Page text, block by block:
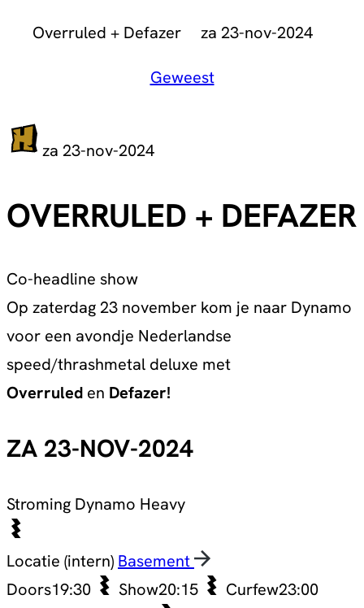
Overruled + Defazer za 23-nov-2024
Geweest
za 23-nov-2024
OVERRULED + DEFAZER
Co-headline show
Op zaterdag 23 november kom je naar Dynamo
voor een avondje Nederlandse
speed/thrashmetal deluxe met
Overruled en Defazer!
ZA 23-NOV-2024
Stroming Dynamo Heavy
Locatie (intern) Basement
Doors19:30 Show20:15 Curfew23:00